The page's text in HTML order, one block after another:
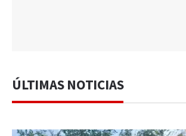
ÚLTIMAS NOTICIAS